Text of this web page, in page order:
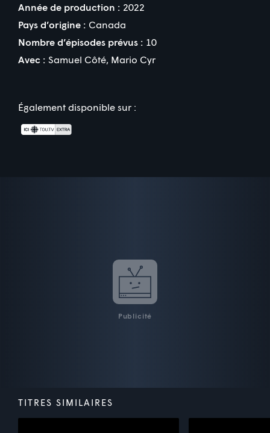
Année de production : 2022
Pays d’origine : Canada
Nombre d’épisodes prévus : 10
Avec : Samuel Côté Mario Cyr
Également disponible sur :
Publicité
TITRES SIMILAIRES